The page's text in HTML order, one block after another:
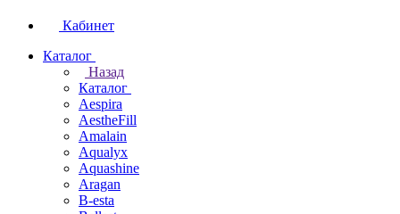
Кабинет
Каталог
Назад
Каталог
Aespira
AestheFill
Amalain
Aqualyx
Aquashine
Aragan
B-esta